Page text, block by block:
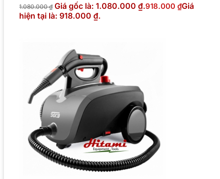
1.080.000₫ Giá gốc là: 1.080.000 ₫.918.000 ₫Giá
hiện tại là: 918.000 ₫.